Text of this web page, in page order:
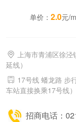
单价： 2.0元/
上海市青浦区徐
延线）
17号线 蟠龙路 步
车站直接换乘17号线
招商电话：